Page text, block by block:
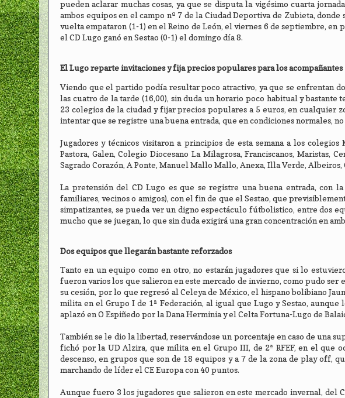
pueden aclarar muchas cosas, ya que se disputa la vigésimo cuarta
ambos equipos en el campo nº 7 de la Ciudad Deportiva de Zubieta,
vuelta empataron (1-1) en el Reino de León, el viernes 6 de septiembre,
el CD Lugo ganó en Sestao (0-1) el domingo día 8.
El Lugo reparte invitaciones y fija precios populares para los acompañantes
Viendo que el partido podía resultar poco atractivo, ya que se enfrentan
las cuatro de la tarde (16,00), sin duda un horario poco habitual y
23 colegios de la ciudad y fijar precios populares a 5 euros, en cualquier
intentar que se registre una buena entrada, que en condiciones normales,
Jugadores y técnicos visitaron a principios de esta semana a los
Pastora, Galen, Colegio Diocesano La Milagrosa, Franciscanos, Maristas,
Sagrado Corazón, A Ponte, Manuel Mallo Mallo, Anexa, Illa Verde,
La pretensión del CD Lugo es que se registre una buena entrada, con la
familiares, vecinos o amigos), con el fin de que el Sestao, que
simpatizantes, se pueda ver un digno espectáculo fútbolistico, entre dos
mucho que se juegan, lo que sin duda exigirá una gran concentración en
Dos equipos que llegarán bastante reforzados
Tanto en un equipo como en otro, no estarán jugadores que si lo
fueron varios los que salieron en este mercado de invierno, como pudo ser
su cesión, por lo que regresó al Celeya de México, el hispano bolibiano
milita en el Grupo I de 1ª Federación, al igual que Lugo y Sestao, aunque
aplazó en O Espiñedo por la Dana Herminia y el Celta Fortuna-Lugo de
También se le dio la libertad, reservándose un porcentaje en caso de una
fichó por la UD Alzira, que milita en el Grupo III, de 2ª RFEF, en el que
descenso, en grupos que son de 18 equipos y a 7 de la zona de play off,
marchando de líder el CE Europa con 40 puntos.
Aunque fuero 3 los jugadores que salieron en este mercado invernal, del